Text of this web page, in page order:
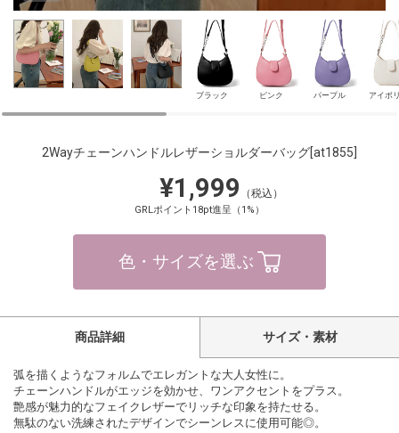
ブラック ピンク パープル アイボ
2Wayチェーンハンドルレザーショルダーバッグ[at1855]
¥1,999 （税込）
GRLポイント18pt進呈（1%）
色・サイズを選ぶ
商品詳細 サイズ・素材
弧を描くようなフォルムでエレガントな大人女性に。
チェーンハンドルがエッジを効かせ、ワンアクセントをプラス。
艶感が魅力的なフェイクレザーでリッチな印象を持たせる。
無駄のない洗練されたデザインでシーンレスに使用可能◎。